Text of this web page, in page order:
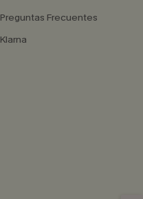
Preguntas Frecuentes
Klarna